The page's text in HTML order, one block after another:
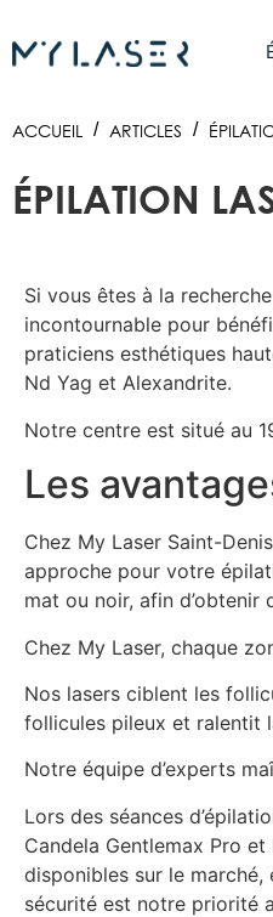
ACCUEIL / ARTICLES /
ÉPILATION
Si vous êtes à la
incontournable pour
praticiens esthétiques
Nd Yag et Alexandrite.
Notre centre est situé au
Les
Chez My Laser Saint-
approche pour votre
mat ou noir, afin d’obtenir
Chez My Laser, chaque
Nos lasers ciblent les
follicules pileux et ralentit
Notre équipe d’experts
Lors des séances
Candela Gentlemax Pro
disponibles sur le
sécurité est notre priorité